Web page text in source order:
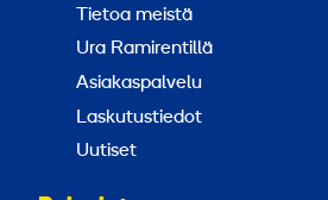
Tietoa meistä
Ura Ramirentillä
Asiakaspalvelu
Laskutustiedot
Uutiset